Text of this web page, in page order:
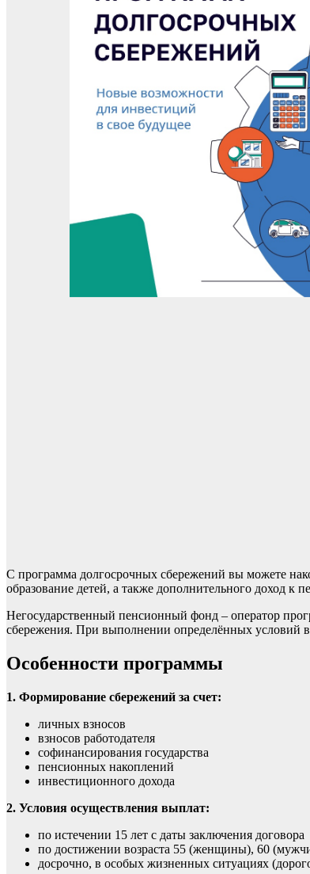
С программа долгосрочных сбережений вы можете
образование детей, а также дополнительного доход
Негосударственный пенсионный фонд – оператор
сбережения. При выполнении определённых условий
Особенности программы
1. Формирование сбережений за счет:
личных взносов
взносов работодателя
софинансирования государства
пенсионных накоплений
инвестиционного дохода
2. Условия осуществления выплат:
по истечении 15 лет с даты заключения договора
по достижении возраста 55 (женщины), 60
досрочно, в особых жизненных ситуациях